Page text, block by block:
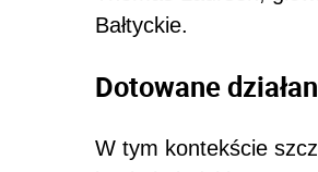
Bałtyckie.
Dotowane
W tym kontekście